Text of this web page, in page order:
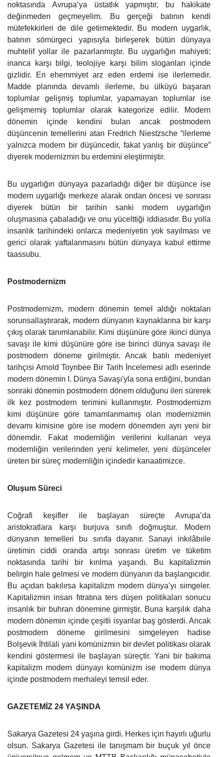
noktasında Avrupa’ya üstatlık yapmıştır, bu hakikate
değinmeden geçmeyelim. Bu gerçeği batının kendi
mütefekkirleri de dile getirmektedir. Bu modern uygarlık,
batının sömürgeci yapısıyla birleşerek bütün dünyaya
muhtelif yollar ile pazarlanmıştır. Bu uygarlığın mahiyeti;
inanca karşı bilgi, teolojiye karşı bilim sloganları içinde
gizlidir. En ehemmiyet arz eden erdemi ise ilerlemedir.
Madde planında devamlı ilerleme, bu ülküyü başaran
toplumlar gelişmiş toplumlar, yapamayan toplumlar ise
gelişmemiş toplumlar olarak kategorize edilir. Modern
dönemin içinde kendini bulan ancak postmodern
düşüncenin temellerini atan Fredrich Niestzsche “ilerleme
yalnızca modern bir düşüncedir, fakat yanlış bir düşünce”
diyerek modernizmin bu erdemini eleştirmiştir.
Bu uygarlığın dünyaya pazarladığı diğer bir düşünce ise
modern uygarlığı merkeze alarak ondan öncesi ve sonrası
diyerek bütün bir tarihin sanki modern uygarlığın
oluşmasına çabaladığı ve onu yücelttiği iddiasıdır. Bu yolla
insanlık tarihindeki onlarca medeniyetin yok sayılması ve
gerici olarak yaftalanmasını bütün dünyaya kabul ettirme
taassubu.
Postmodernizm
Postmodernizm, modern dönemin temel aldığı noktaları
sorunsallaştırarak, modern dünyanın kaynaklarına bir karşı
çıkış olarak tanımlanabilir. Kimi düşünüre göre ikinci dünya
savaşı ile kimi düşünüre göre ise birinci dünya savaşı ile
postmodern döneme girilmiştir. Ancak batılı medeniyet
tarihçisi Arnold Toynbee Bir Tarih İncelemesi adlı eserinde
modern dönemin I. Dünya Savaşı'yla sona erdiğini, bundan
sonraki dönemin postmodern dönem olduğunu ileri sürerek
ilk kez postmodern terimini kullanmıştır. Postmodernizm
kimi düşünüre göre tamamlanmamış olan modernizmin
devamı kimisine göre ise modern dönemden ayrı yeni bir
dönemdir. Fakat modernliğin verilerini kullanan veya
modernliğin verilerinden yeni kelimeler, yeni düşünceler
üreten bir süreç modernliğin içindedir kanaatimizce.
Oluşum Süreci
Coğrafi keşifler ile başlayan süreçte Avrupa’da
aristokratlara karşı burjuva sınıfı doğmuştur. Modern
dünyanın temelleri bu sınıfa dayanır. Sanayi inkılâbıile
üretimin ciddi oranda artışı sonrası üretim ve tüketim
noktasında tarihi bir kırılma yaşandı. Bu kapitalizmin
belirgin hale gelmesi ve modern dünyanın da başlangıcıdır.
Bu açıdan bakılırsa kapitalizm modern dünya’yı simgeler.
Kapitalizmin insan fıtratına ters düşen politikaları sonucu
insanlık bir buhran dönemine girmiştir. Buna karşılık daha
modern dönemin içinde çeşitli isyanlar baş gösterdi. Ancak
postmodern döneme girilmesini simgeleyen hadise
Bolşevik İhtilali yani komünizmin bir devlet politikası olarak
kendini göstermesi ile başlayan süreçtir. Yani bir bakıma
kapitalizm modern dünyayı komünizm ise modern dünya
içinde postmodern merhaleyi temsil eder.
GAZETEMİZ 24 YAŞINDA
Sakarya Gazetesi 24 yaşına girdi. Herkes için hayırlı uğurlu
olsun. Sakarya Gazetesi ile tanışmam bir buçuk yıl önce